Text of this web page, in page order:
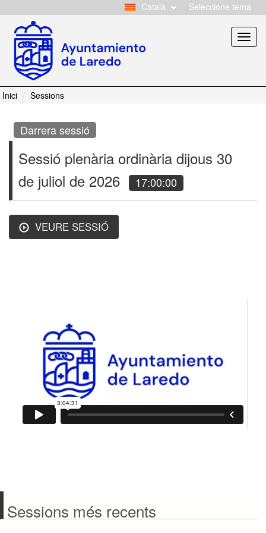
Seleccione tema
Català
Inici Sessions
Darrera sessió
Sessió plenària ordinària dijous 30
de juliol de 2026
17:00:00
VEURE SESSIÓ
Sessions més recents